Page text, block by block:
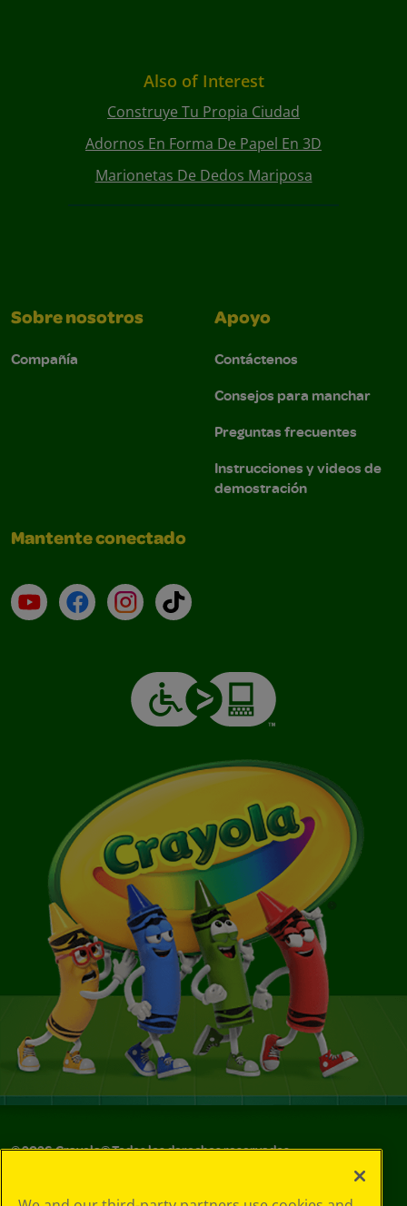
Also of Interest
Construye Tu Propia Ciudad
Adornos En Forma De Papel En 3D
Marionetas De Dedos Mariposa
Sobre nosotros
Compañía
Apoyo
Contáctenos
Consejos para manchar
Preguntas frecuentes
Instrucciones y videos de
demostración
Mantente conectado
YouTube (en inglés)
Facebook (en inglés)
Instagram (en inglés)
TikTok
©2026Crayola® Todos los derechos reservados.